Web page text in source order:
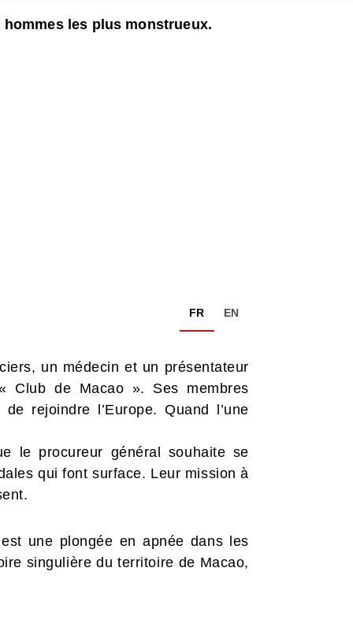
les plus monstrueux.
FR EN
un médecin et un présentateur
Club de Macao ». Ses membres
rejoindre l’Europe. Quand l’une
le procureur général souhaite se
qui font surface. Leur mission à
une plongée en apnée dans les
singulière du territoire de Macao,